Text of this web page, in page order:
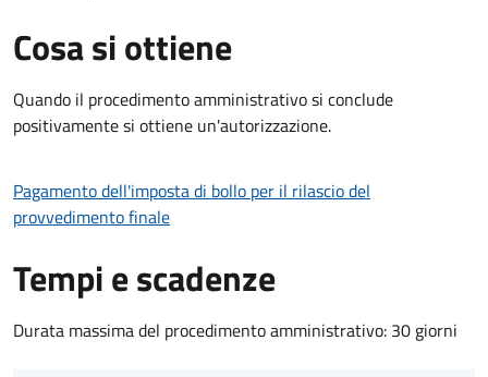
Cosa si ottiene
Quando il procedimento amministrativo si conclude
positivamente si ottiene un'autorizzazione.
Pagamento dell'imposta di bollo per il rilascio del
provvedimento finale
Tempi e scadenze
Durata massima del procedimento amministrativo: 30 giorni